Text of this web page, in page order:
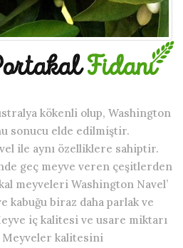
Fidanı
kökenli olup, Washington
sonucu elde edilmiştir.
ile aynı özelliklere sahiptir.
geç meyve veren çeşitlerden
meyveleri Washington Navel’
kabuğu biraz daha parlak ve
iç kalitesi ve usare miktarı
Meyveler kalitesini